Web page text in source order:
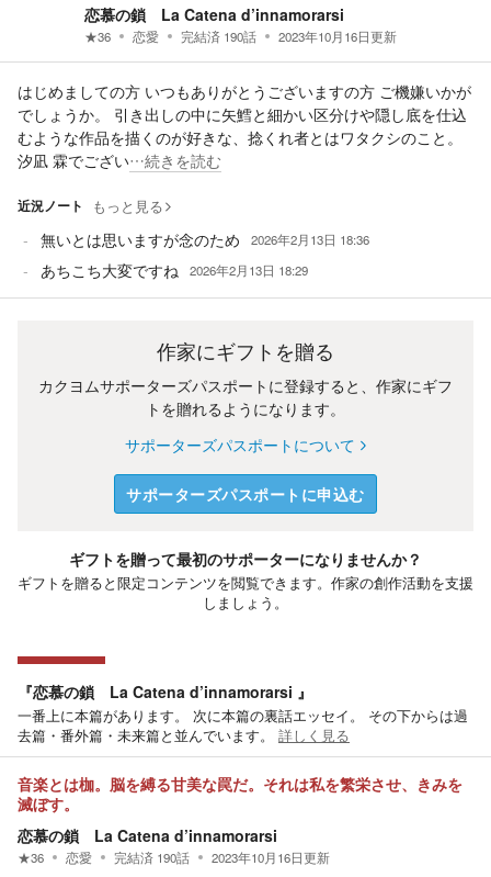
恋慕の鎖 La Catena d’innamorarsi
★36 恋愛 完結済 190話 2023年10月16日更新
はじめましての方 いつもありがとうございますの方 ご機嫌いかが
でしょうか。 引き出しの中に矢鱈と細かい区分けや隠し底を仕込
むような作品を描くのが好きな、捻くれ者とはワタクシのこと。
汐凪 霖でござい…続きを読む
近況ノート もっと見る
無いとは思いますが念のため 2026年2月13日 18:36
あちこち大変ですね 2026年2月13日 18:29
作家にギフトを贈る
カクヨムサポーターズパスポートに登録すると、作家にギフ
トを贈れるようになります。
サポーターズパスポートについて
サポーターズパスポートに申込む
ギフトを贈って最初のサポーターになりませんか？
ギフトを贈ると限定コンテンツを閲覧できます。作家の創作活動を支援
しましょう。
『恋慕の鎖 La Catena d’innamorarsi 』
一番上に本篇があります。 次に本篇の裏話エッセイ。 その下からは過
去篇・番外篇・未来篇と並んでいます。
詳しく見る
音楽とは枷。脳を縛る甘美な罠だ。それは私を繁栄させ、きみを
滅ぼす。
恋慕の鎖 La Catena d’innamorarsi
★36 恋愛 完結済 190話 2023年10月16日更新